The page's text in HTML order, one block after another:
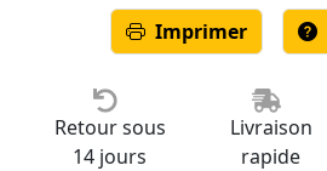
Imprimer
Retour sous
14 jours
Livraison
rapide